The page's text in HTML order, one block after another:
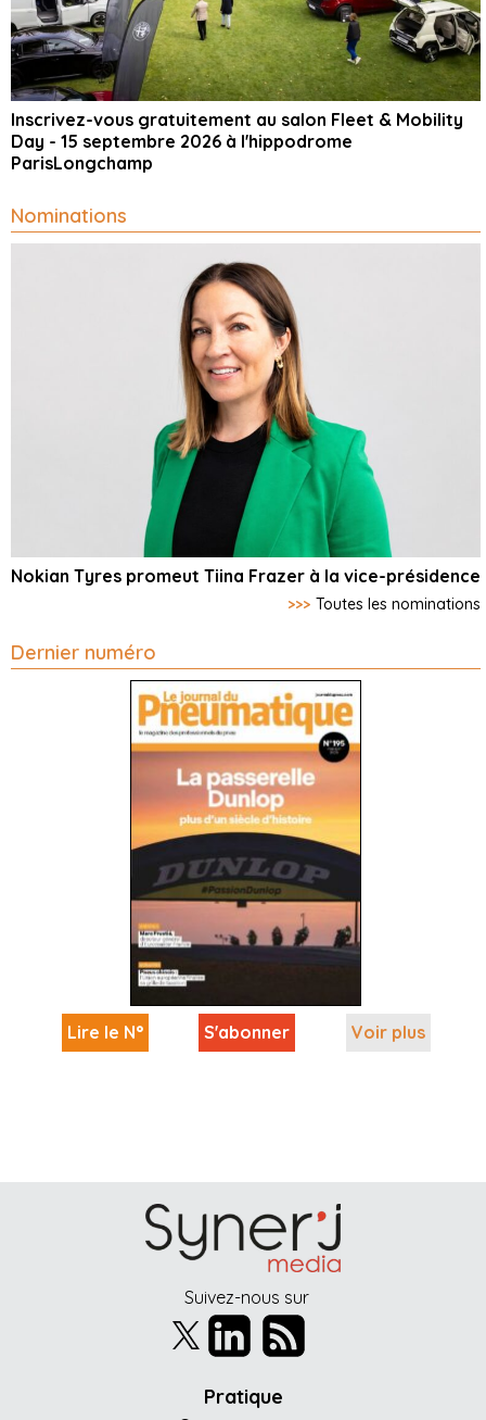
Inscrivez-vous gratuitement au salon Fleet & Mobility
Day - 15 septembre 2026 à l'hippodrome
ParisLongchamp
Nominations
Nokian Tyres promeut Tiina Frazer à la vice-présidence
>>> Toutes les nominations
Dernier numéro
Lire le N° S'abonner Voir plus
Suivez-nous sur
Pratique